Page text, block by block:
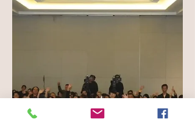
ระหว่างวันที่ 31 กรกฎาคม – 2 สิงหาคม
2569 เพื่อสร้างโอกาสทางการตลาดแล